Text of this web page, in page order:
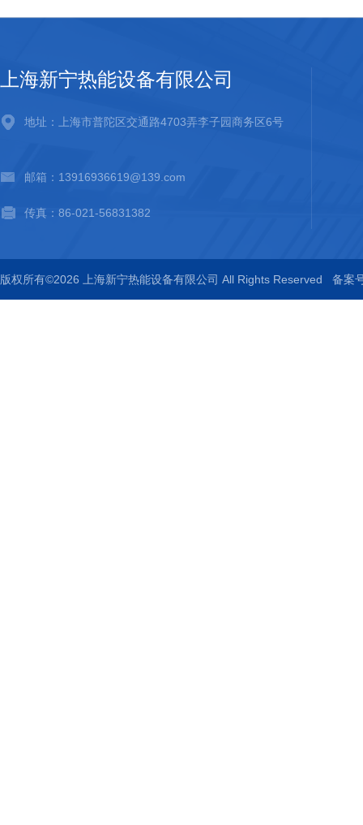
上海新宁热能设备有限公司
地址：上海市普陀区交通路4703弄李子园商务区6号
邮箱：13916936619@139.com
传真：86-021-56831382
版权所有©2026 上海新宁热能设备有限公司 All Rights Reserved 备案